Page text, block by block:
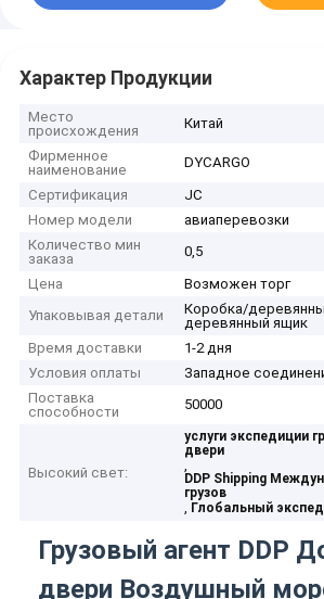
Характер Продукции
Место
происхождения
Китай
Фирменное
наименование
DYCARGO
Сертификация
JC
Номер модели
авиаперевозки
Количество мин
заказа
0,5
Цена
Возможен торг
Упаковывая детали
Коробка/
деревянный ящик
Время доставки
1-2 дня
Условия оплаты
Западное
Поставка
способности
50000
Высокий свет:
услуги экспедиции
двери
,
DDP Shipping
грузов
, Глобальный
Грузовый агент DDP
двери Воздушный